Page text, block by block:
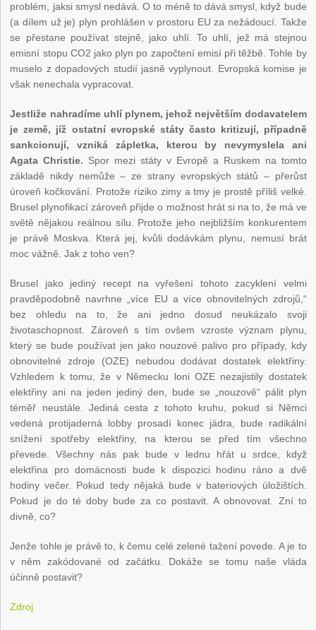
problém, jaksi smysl nedává. O to méně to dává smysl, když bude
(a dílem už je) plyn prohlášen v prostoru EU za nežádoucí. Takže
se přestane používat stejně, jako uhlí. To uhlí, jež má stejnou
emisní stopu CO2 jako plyn po započtení emisí při těžbě. Tohle by
muselo z dopadových studií jasně vyplynout. Evropská komise je
však nenechala vypracovat.
Jestliže nahradíme uhlí plynem, jehož největším dodavatelem
je země, jíž ostatní evropské státy často kritizují, případně
sankcionují, vzniká zápletka, kterou by nevymyslela ani
Agata Christie. Spor mezi státy v Evropě a Ruskem na tomto
základě nikdy nemůže – ze strany evropských států – přerůst
úroveň kočkování. Protože riziko zimy a tmy je prostě příliš velké.
Brusel plynofikací zároveň přijde o možnost hrát si na to, že má ve
světě nějakou reálnou sílu. Protože jeho nejbližším konkurentem
je právě Moskva. Která jej, kvůli dodávkám plynu, nemusí brát
moc vážně. Jak z toho ven?
Brusel jako jediný recept na vyřešení tohoto zacyklení velmi
pravděpodobně navrhne „více EU a více obnovitelných zdrojů,“
bez ohledu na to, že ani jedno dosud neukázalo svoji
životaschopnost. Zároveň s tím ovšem vzroste význam plynu,
který se bude používat jen jako nouzové palivo pro případy, kdy
obnovitelné zdroje (OZE) nebudou dodávat dostatek elektřiny.
Vzhledem k tomu, že v Německu loni OZE nezajistily dostatek
elektřiny ani na jeden jediný den, bude se „nouzově“ pálit plyn
téměř neustále. Jediná cesta z tohoto kruhu, pokud si Němci
vedená protijaderná lobby prosadí konec jádra, bude radikální
snížení spotřeby elektřiny, na kterou se před tím všechno
převede. Všechny nás pak bude v lednu hřát u srdce, když
elektřina pro domácnosti bude k dispozici hodinu ráno a dvě
hodiny večer. Pokud tedy nějaká bude v bateriových úložištích.
Pokud je do té doby bude za co postavit. A obnovovat. Zní to
divně, co?
Jenže tohle je právě to, k čemu celé zelené tažení povede. A je to
v něm zakódované od začátku. Dokáže se tomu naše vláda
účinně postavit?
Zdroj